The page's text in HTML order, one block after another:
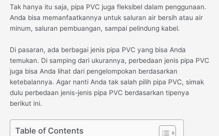
Tak hanya itu saja, pipa PVC juga fleksibel dalam penggunaan.
Anda bisa memanfaatkannya untuk saluran air bersih atau air
minum, saluran pembuangan, sampai pelindung kabel.
Di pasaran, ada berbagai jenis pipa PVC yang bisa Anda
temukan. Di samping dari ukurannya, perbedaan jenis pipa PVC
juga bisa Anda lihat dari pengelompokan berdasarkan
ketebalannya. Agar nanti Anda tak salah pilih pipa PVC, simak
dulu perbedaan jenis-jenis pipa PVC berdasarkan tipenya
berikut ini.
Table of Contents